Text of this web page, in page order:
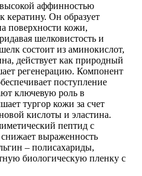
аффинностью
кератину. Он образует
поверхности кожи,
шелковистость и
состоит из аминокислот,
действует как природный
регенерацию. Компонент
поступление
ключевую роль в
тургор кожи за счет
кислоты и эластина.
пептид с
выраженность
– полисахариды,
биологическую пленку с